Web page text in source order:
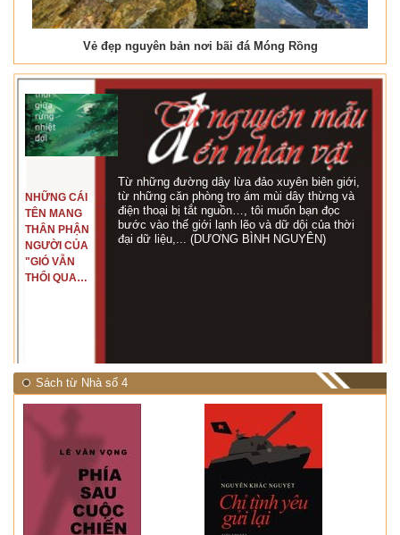
Vẻ đẹp nguyên bản nơi bãi đá Móng Rồng
NHỮNG CÁI
TÊN MANG
THÂN PHẬN
NGƯỜI CỦA
"GIÓ VẪN
THỔI QUA
Từ những đường dây lừa đảo xuyên biên giới,
từ những căn phòng trọ ám mùi dây thừng và
điện thoại bị tắt nguồn…, tôi muốn bạn đọc
bước vào thế giới lạnh lẽo và dữ dội của thời
đại dữ liệu,... (DƯƠNG BÌNH NGUYÊN)
Sách từ Nhà số 4